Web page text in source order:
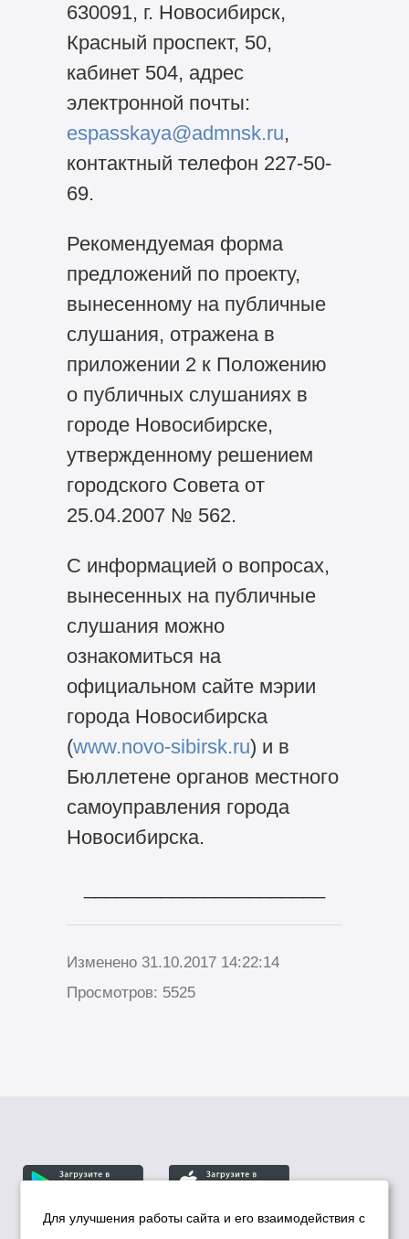
630091, г. Новосибирск,
Красный проспект, 50,
кабинет 504, адрес
электронной почты:
espasskaya@admnsk.ru,
контактный телефон 227-50-
69.
Рекомендуемая форма
предложений по проекту,
вынесенному на публичные
слушания, отражена в
приложении 2 к Положению
о публичных слушаниях в
городе Новосибирске,
утвержденному решением
городского Совета от
25.04.2007 № 562.
С информацией о вопросах,
вынесенных на публичные
слушания можно
ознакомиться на
официальном сайте мэрии
города Новосибирска
(www.novo-sibirsk.ru) и в
Бюллетене органов местного
самоуправления города
Новосибирска.
Изменено 31.10.2017 14:22:14
Просмотров: 5525
Для улучшения работы сайта и его взаимодействия с